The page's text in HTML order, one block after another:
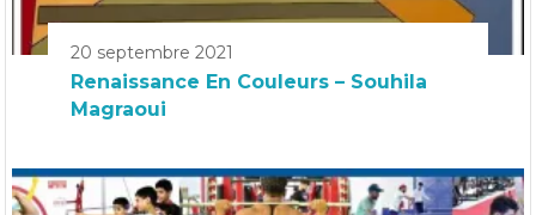
20 septembre 2021
Renaissance En Couleurs – Souhila
Magraoui